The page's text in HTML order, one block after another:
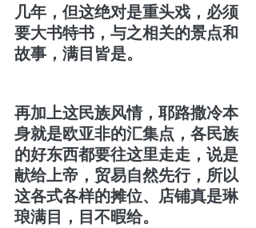
几年，但这绝对是重头戏，必须
要大书特书，与之相关的景点和
故事，满目皆是。
再加上这民族风情，耶路撒冷本
身就是欧亚非的汇集点，各民族
的好东西都要往这里走走，说是
献给上帝，贸易自然先行，所以
这各式各样的摊位、店铺真是琳
琅满目，目不暇给。